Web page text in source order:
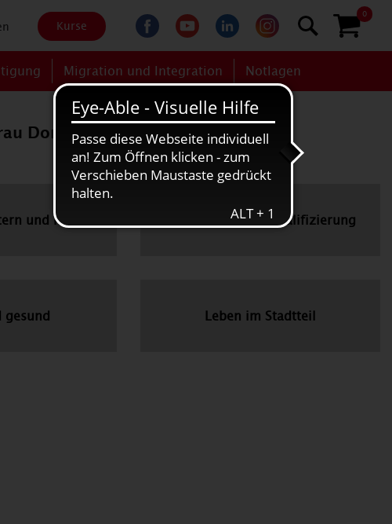
Kurse
0
Migration und Integration Notlagen
Dommke 0211-60025-116
und Kinder Fortbildung und Qualifizierung
Leben im Stadtteil